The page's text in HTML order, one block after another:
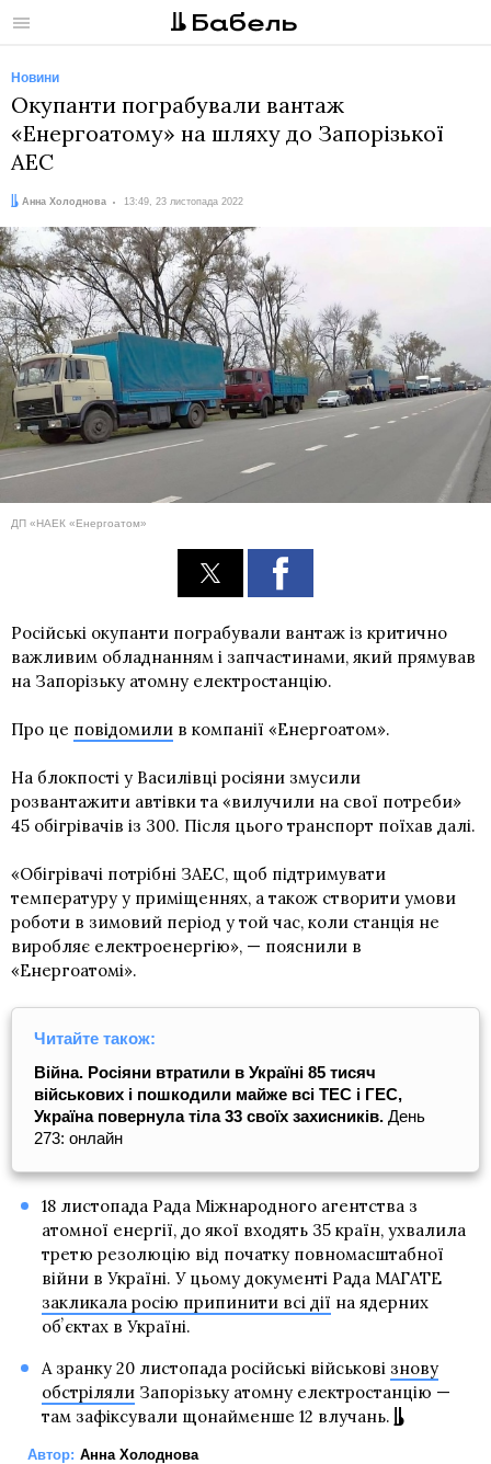
Меню
Новини
Окупанти пограбували вантаж
«Енергоатому» на шляху до Запорізької
АЕС
Автор:
Анна Холоднова
Дата: 13:49, 23 листопада 2022
ДП «НАЕК «Енергоатом»
Російські окупанти пограбували вантаж із критично
важливим обладнанням і запчастинами, який прямував
на Запорізьку атомну електростанцію.
Про це повідомили в компанії «Енергоатом».
На блокпості у Василівці росіяни змусили
розвантажити автівки та «вилучили на свої потреби»
45 обігрівачів із 300. Після цього транспорт поїхав далі.
«Обігрівачі потрібні ЗАЕС, щоб підтримувати
температуру у приміщеннях, а також створити умови
роботи в зимовий період у той час, коли станція не
виробляє електроенергію», — пояснили в
«Енергоатомі».
Читайте також:
Війна. Росіяни втратили в Україні 85 тисяч
військових і пошкодили майже всі ТЕС і ГЕС,
Україна повернула тіла 33 своїх захисників. День
273: онлайн
18 листопада Рада Міжнародного агентства з
атомної енергії, до якої входять 35 країн, ухвалила
третю резолюцію від початку повномасштабної
війни в Україні. У цьому документі Рада МАГАТЕ
закликала росію припинити всі дії на ядерних
обʼєктах в Україні.
А зранку 20 листопада російські військові знову
обстрілялиЗапорізьку атомну електростанцію —
там зафіксували щонайменше 12 влучань.
Автор: Анна Холоднова